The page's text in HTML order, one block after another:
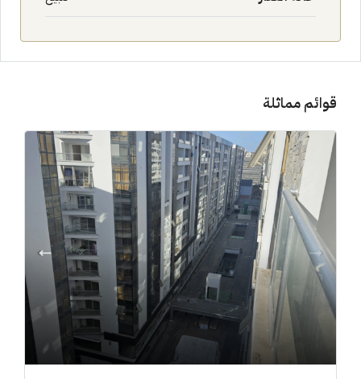
قوائم مماثلة